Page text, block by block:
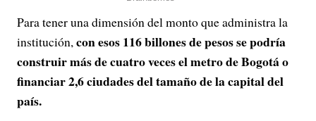
Para tener una dimensión del monto que administra la
institución,con esos 116 billones de pesos se podría
construir más de cuatro veces el metro de Bogotá o
financiar 2,6 ciudades del tamaño de la capital del
país.